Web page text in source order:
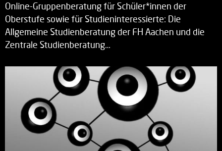
Online-Gruppenberatung für Schüler*innen der
Oberstufe sowie für Studieninteressierte: Die
Allgemeine Studienberatung der FH Aachen und die
Zentrale Studienberatung…